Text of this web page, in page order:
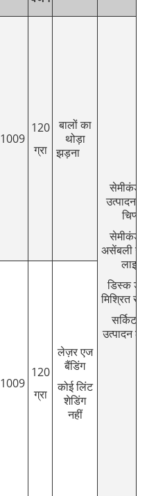
1009
120
ग्रा
बालों का
थोड़ा
झड़ना
उत्पादन
चिप्स,
असेंबली
लाइन,
डिस्क
मिश्रित
सर्किट बोर्ड
उत्पादन
1009
120
ग्रा
लेज़र एज
बैंडिंग
कोई लिंट
शेडिंग
नहीं